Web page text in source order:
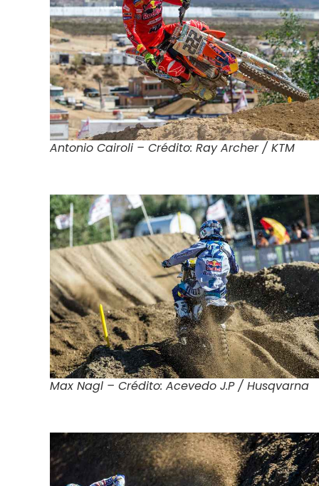
Antonio Cairoli – Crédito: Ray Archer / KTM
Max Nagl – Crédito: Acevedo J.P / Husqvarna